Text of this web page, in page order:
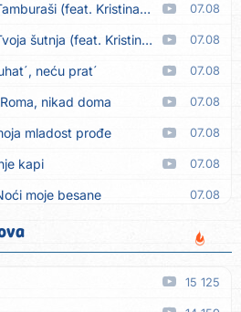
(feat. Kristina Smetko) 07.08
šutnja (feat. Kristina Smetko) 07.08
neću prat´ 07.08
nikad doma 07.08
mladost prođe 07.08
kapi 07.08
moje besane 07.08
moj 07.08
07.08
15 125